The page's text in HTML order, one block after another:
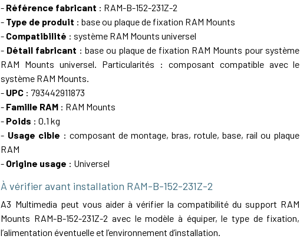
- Référence fabricant : RAM-B-152-231Z-2
- Type de produit : base ou plaque de fixation RAM Mounts
- Compatibilité : système RAM Mounts universel
- Détail fabricant : base ou plaque de fixation RAM Mounts pour système
RAM Mounts universel. Particularités : composant compatible avec le
système RAM Mounts.
- UPC : 793442911873
- Famille RAM : RAM Mounts
- Poids : 0.1 kg
- Usage cible : composant de montage, bras, rotule, base, rail ou plaque
RAM
- Origine usage : Universel
À vérifier avant installation RAM-B-152-231Z-2
A3 Multimedia peut vous aider à vérifier la compatibilité du support RAM
Mounts RAM-B-152-231Z-2 avec le modèle à équiper, le type de fixation,
l’alimentation éventuelle et l’environnement d’installation.